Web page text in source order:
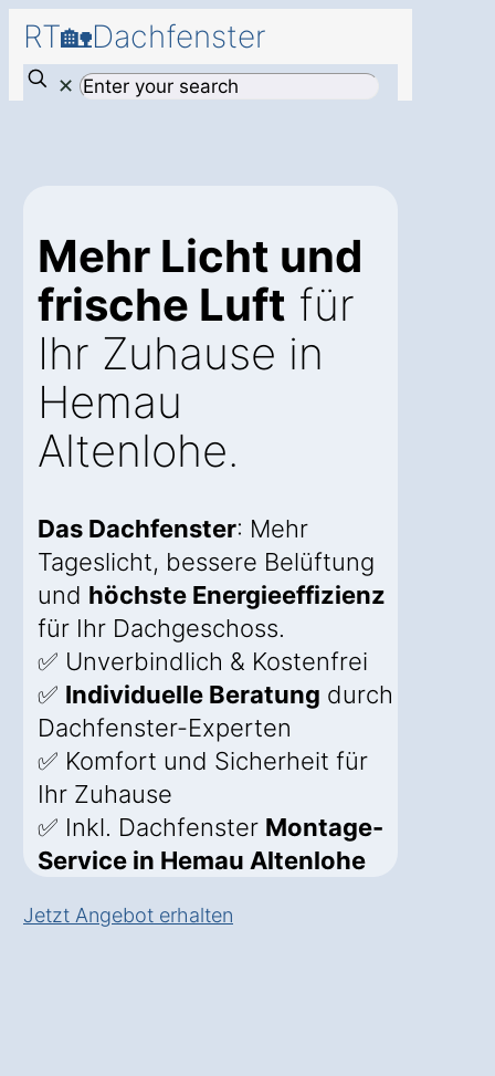
RT🏡Dachfenster
✕
Mehr Licht und
frische Luft für
Ihr Zuhause in
Hemau
Altenlohe.
Das Dachfenster: Mehr
Tageslicht, bessere Belüftung
und höchste Energieeffizienz
für Ihr Dachgeschoss.
✅ Unverbindlich & Kostenfrei
✅ Individuelle Beratung durch
Dachfenster-Experten
✅ Komfort und Sicherheit für
Ihr Zuhause
✅ Inkl. Dachfenster Montage-
Service in Hemau Altenlohe
Jetzt Angebot erhalten